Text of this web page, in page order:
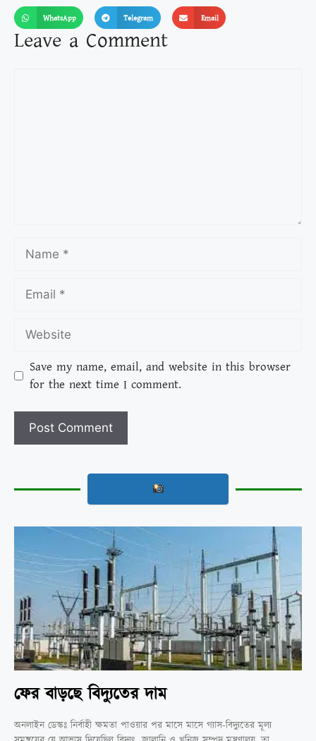
WhatsApp Telegram Email
Leave a Comment
Save my name, email, and website in this browser
for the next time I comment.
ফের বাড়ছে বিদ্যুতের দাম
অনলাইন ডেস্কঃ নির্বাহী ক্ষমতা পাওয়ার পর মাসে মাসে গ্যাস-বিদ্যুতের মূল্য